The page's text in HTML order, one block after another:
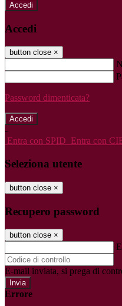
Accedi
Accedi
button close ×
Password dimenticata?
-
Entra con SPID Entra con
Seleziona utente
button close ×
Recupero password
button close ×
E-mail inviata, si prega di
Errore